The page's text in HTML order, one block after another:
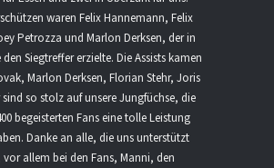
waren Felix Hannemann, Felix
Petrozza und Marlon Derksen, der in
Siegtreffer erzielte. Die Assists kamen
Marlon Derksen, Florian Stehr, Joris
sind so stolz auf unsere Jungfüchse, die
begeisterten Fans eine tolle Leistung
Danke an alle, die uns unterstützt
allem bei den Fans, Manni, den